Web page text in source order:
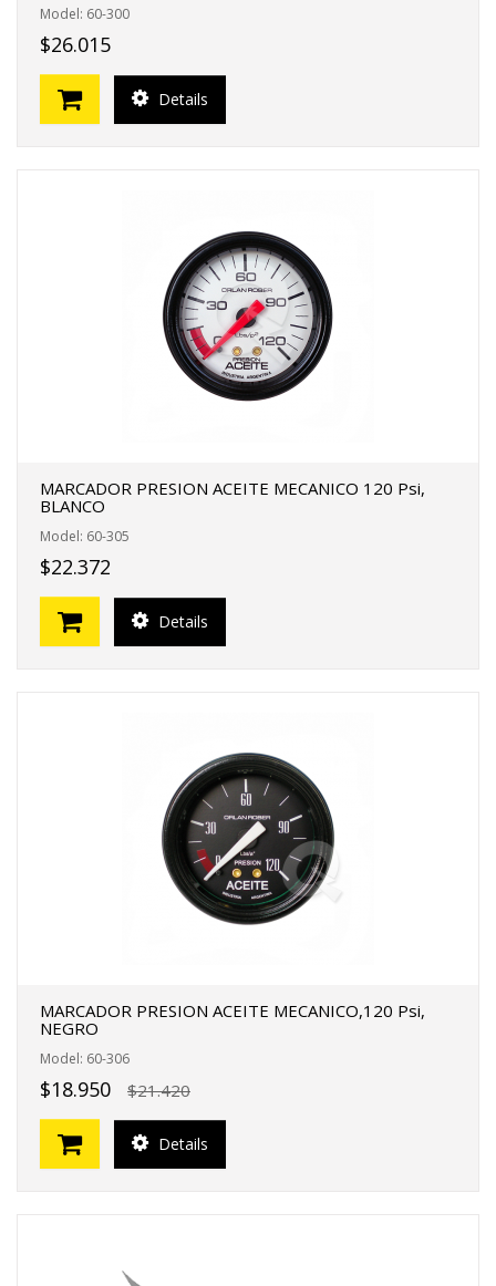
Model: 60-300
$26.015
Details
MARCADOR PRESION ACEITE MECANICO 120 Psi,
BLANCO
Model: 60-305
$22.372
Details
MARCADOR PRESION ACEITE MECANICO,120 Psi,
NEGRO
Model: 60-306
$18.950 $21.420
Details